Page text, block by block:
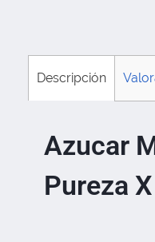
Descripción
Azucar
Pureza